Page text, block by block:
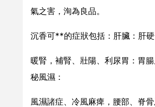
氣之害，洵為良品。
沉香可**的症狀包括：肝臟：肝
暖腎，補腎、壯陽、利尿胃：胃
秘風濕：
風濕諸症、冷風麻痺，腰部、脊